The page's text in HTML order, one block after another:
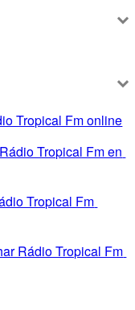
Tropical Fm online
Tropical Fm en
Tropical Fm
Rádio Tropical Fm